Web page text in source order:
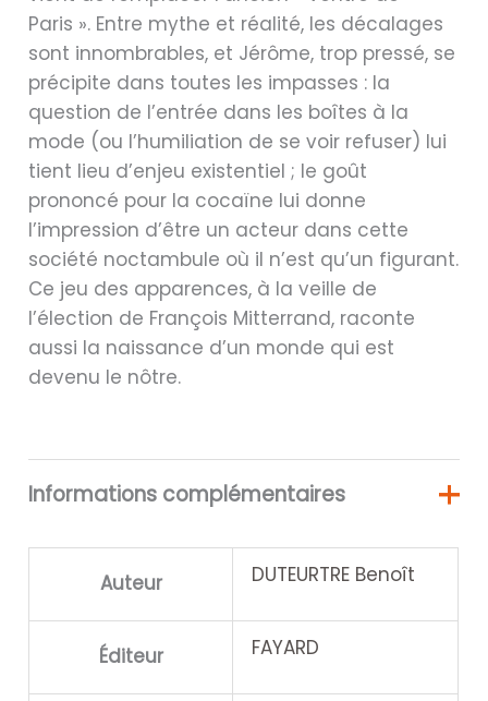
Paris ». Entre mythe et réalité, les décalages
sont innombrables, et Jérôme, trop pressé, se
précipite dans toutes les impasses : la
question de l’entrée dans les boîtes à la
mode (ou l’humiliation de se voir refuser) lui
tient lieu d’enjeu existentiel ; le goût
prononcé pour la cocaïne lui donne
l’impression d’être un acteur dans cette
société noctambule où il n’est qu’un figurant.
Ce jeu des apparences, à la veille de
l’élection de François Mitterrand, raconte
aussi la naissance d’un monde qui est
devenu le nôtre.
Informations complémentaires
Auteur DUTEURTRE Benoît
Éditeur FAYARD